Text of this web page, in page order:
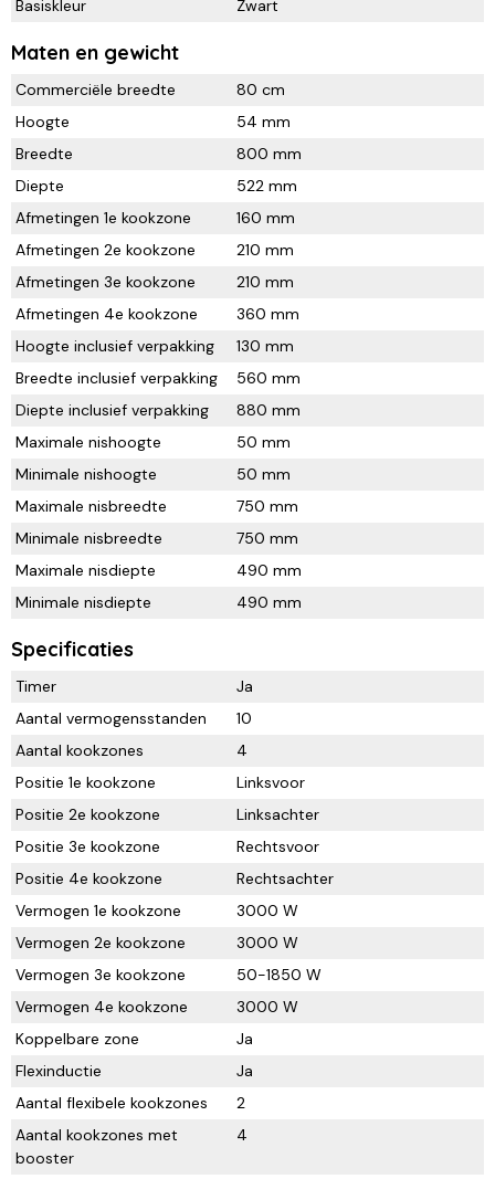
Basiskleur Zwart
Maten en gewicht
Commerciële breedte
80 cm
Hoogte
54 mm
Breedte
800 mm
Diepte
522 mm
Afmetingen 1e kookzone
160 mm
Afmetingen 2e kookzone
210 mm
Afmetingen 3e kookzone
210 mm
Afmetingen 4e kookzone
360 mm
Hoogte inclusief verpakking
130 mm
Breedte inclusief verpakking
560 mm
Diepte inclusief verpakking
880 mm
Maximale nishoogte
50 mm
Minimale nishoogte
50 mm
Maximale nisbreedte
750 mm
Minimale nisbreedte
750 mm
Maximale nisdiepte
490 mm
Minimale nisdiepte
490 mm
Specificaties
Timer
Ja
Aantal vermogensstanden
10
Aantal kookzones
4
Positie 1e kookzone
Linksvoor
Positie 2e kookzone
Linksachter
Positie 3e kookzone
Rechtsvoor
Positie 4e kookzone
Rechtsachter
Vermogen 1e kookzone
3000 W
Vermogen 2e kookzone
3000 W
Vermogen 3e kookzone
50-1850 W
Vermogen 4e kookzone
3000 W
Koppelbare zone
Ja
Flexinductie
Ja
Aantal flexibele kookzones
2
Aantal kookzones met
booster
4